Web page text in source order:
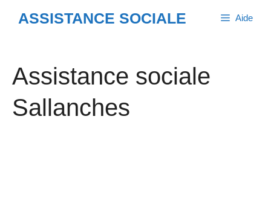
ASSISTANCE SOCIALE Aide
Assistance sociale
Sallanches